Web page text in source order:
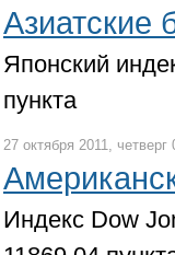
Азиатские
Японский
пункта
27 октября 2011, четверг
Индекс Dow